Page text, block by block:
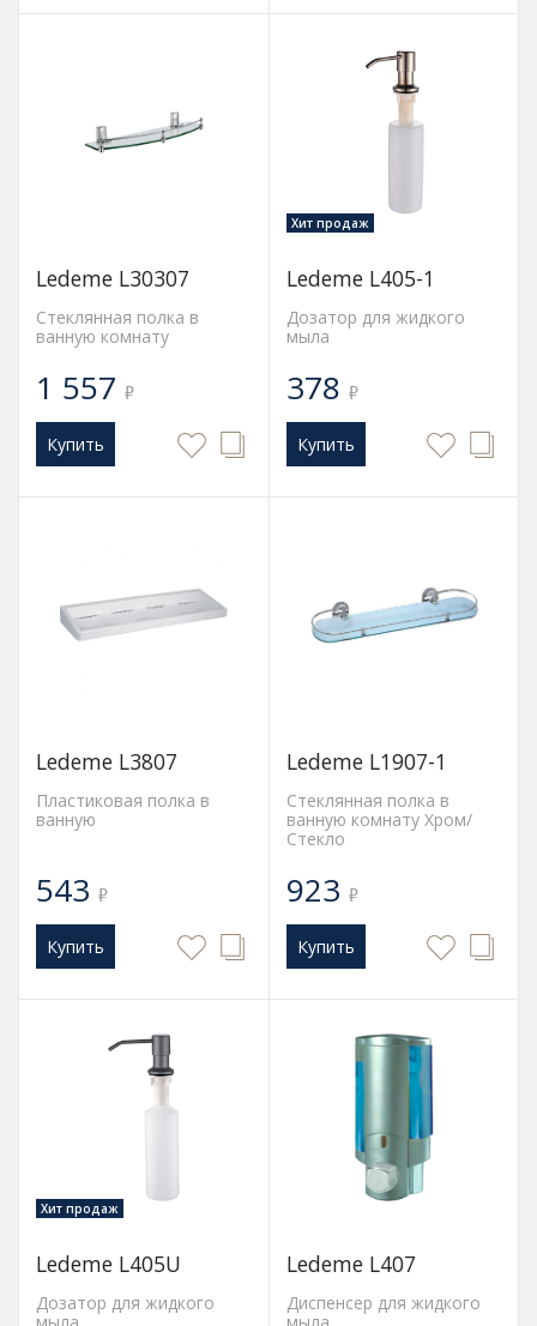
Ledeme L30307
Стеклянная полка в
ванную комнату
1 557 ₽
Купить
Хит продаж
Ledeme L405-1
Дозатор для жидкого
мыла
378 ₽
Купить
Ledeme L3807
Пластиковая полка в
ванную
543 ₽
Купить
Ledeme L1907-1
Стеклянная полка в
ванную комнату Хром/
Стекло
923 ₽
Купить
Хит продаж
Ledeme L405U
Дозатор для жидкого
Ledeme L407
Диспенсер для жидкого